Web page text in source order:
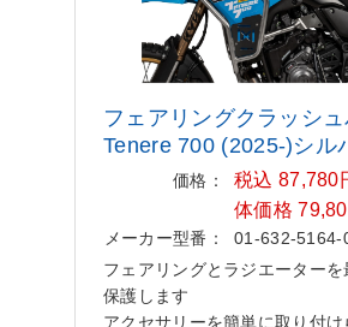
フェアリングクラッシ
Tenere700 (2025-)シル
価格：
税込 87,780
体価格
メーカー型番：
01-632-5164-
フェアリングとラジエーターを
保護します
アクセサリーを簡単に取り付け